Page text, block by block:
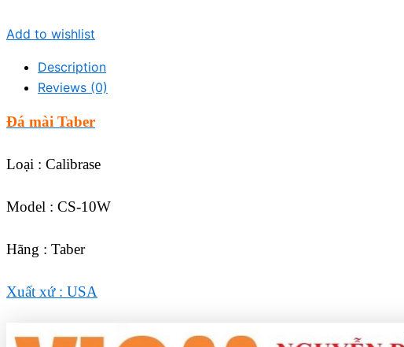
Add to wishlist
Description
Reviews (0)
Đá mài Taber
Loại : Calibrase
Model : CS-10W
Hãng : Taber
Xuất xứ : USA